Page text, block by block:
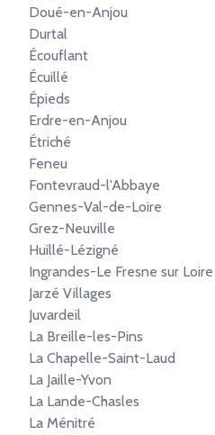
Doué-en-Anjou
Durtal
Écouflant
Écuillé
Épieds
Erdre-en-Anjou
Étriché
Feneu
Fontevraud-l'Abbaye
Gennes-Val-de-Loire
Grez-Neuville
Huillé-Lézigné
Ingrandes-Le Fresne sur Loire
Jarzé Villages
Juvardeil
La Breille-les-Pins
La Chapelle-Saint-Laud
La Jaille-Yvon
La Lande-Chasles
La Ménitré